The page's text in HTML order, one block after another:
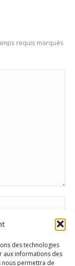
des technologies
aux informations des
nous permettra de
requis marqués